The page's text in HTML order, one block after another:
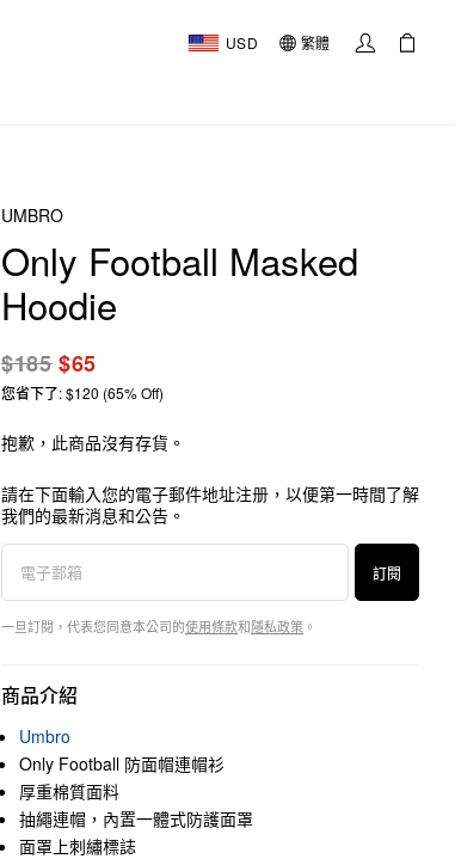
USD 繁體
UMBRO
Only Football Masked
Hoodie
$185$65
您省下了: $120 (65% Off)
抱歉，此商品沒有存貨。
請在下面輸入您的電子郵件地址注册，以便第一時間了解
我們的最新消息和公告。
訂閱
一旦訂閱，代表您同意本公司的使用條款和隱私政策 。
商品介紹
Umbro
Only Football 防面帽連帽衫
厚重棉質面料
抽繩連帽，內置一體式防護面罩
面罩上刺繡標誌